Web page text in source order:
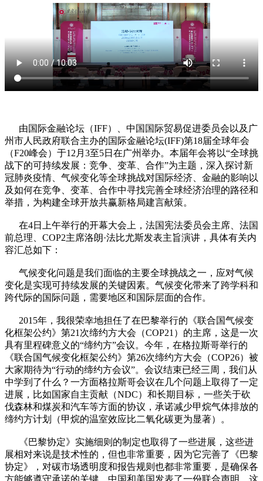
由国际金融论坛（IFF）、中国国际贸易促进委员会以及广
州市人民政府联合主办的国际金融论坛(IFF)第18届全球年会
（F20峰会）于12月3至5日在广州举办。本届年会将以“全球挑
战下的可持续发展：竞争、变革、合作”为主题，深入探讨新
冠肺炎疫情、气候变化等全球挑战对国际经济、金融的影响以
及如何在竞争、变革、合作中寻找完善全球经济治理的路径和
举措，为构建全球开放共赢新格局建言献策。
在4日上午举行的开幕大会上，法国宪法委员会主席、法国
前总理、COP2主席洛朗·法比尤斯发表主旨演讲，具体有关内
容汇总如下：
气候变化问题是我们面临的主要全球挑战之一，应对气候
变化是实现可持续发展的关键因素。气候变化带来了跨学科和
跨代际的国际问题，需要地区和国际层面的合作。
2015年，我很荣幸地担任了在巴黎举行的《联合国气候变
化框架公约》第21次缔约方大会（COP21）的主席，这是一次
具有里程碑意义的“缔约方”会议。今年，在格拉斯哥举行的
《联合国气候变化框架公约》第26次缔约方大会（COP26）被
大家期待为“行动的缔约方会议”。会议结束已经三周，我们从
中学到了什么？一方面格拉斯哥会议在几个问题上取得了一定
进展，比如国家自主贡献（NDC）和长期目标，一些关于砍
伐森林和煤炭和汽车等方面的协议，承诺减少甲烷气体排放的
缔约方计划（甲烷的温室效应比二氧化碳更为显著）。
《巴黎协定》实施细则的制定也取得了一些进展，这些进
展相对来说是技术性的，但也非常重要，因为它完善了《巴黎
协定》，对碳市场透明度和报告规则也都非常重要，是确保各